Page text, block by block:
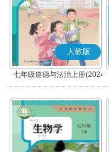
人教版
七年级道德与法治上册(2024
秋版)(部编版)